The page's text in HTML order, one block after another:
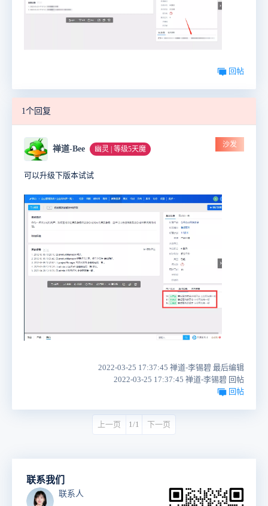
回帖
1个回复
禅道-Bee 幽灵 | 等级5天魔
沙发
可以升级下版本试试
2022-03-25 17:37:45 禅道-李锡碧 最后编辑
2022-03-25 17:37:45 禅道-李锡碧 回帖
回帖
上一页 1/1 下一页
联系我们
联系人